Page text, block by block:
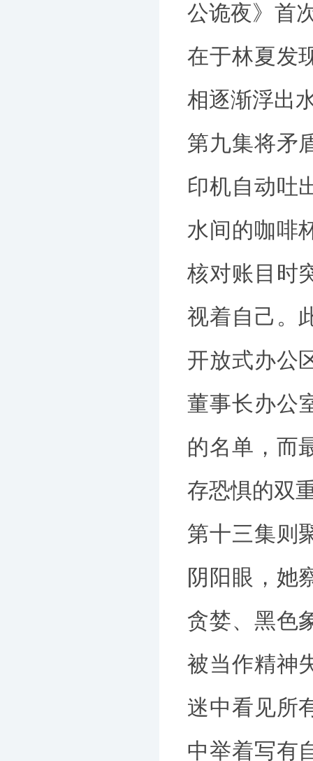
公诡夜》首
在于林夏发
相逐渐浮出
第九集将矛
印机自动吐
水间的咖啡
核对账目时
视着自己。
开放式办公
董事长办公
的名单，而
存恐惧的双
第十三集则
阴阳眼，她
贪婪、黑色
被当作精神
迷中看见所
中举着写有